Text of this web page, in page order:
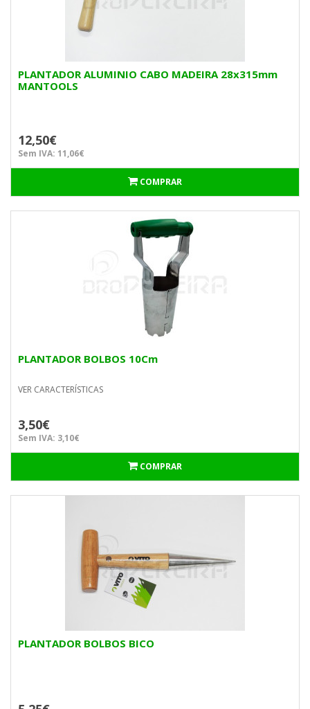
PLANTADOR ALUMINIO CABO MADEIRA 28x315mm
MANTOOLS
12,50€
Sem IVA: 11,06€
COMPRAR
PLANTADOR BOLBOS 10Cm
VER CARACTERÍSTICAS
3,50€
Sem IVA: 3,10€
COMPRAR
PLANTADOR BOLBOS BICO